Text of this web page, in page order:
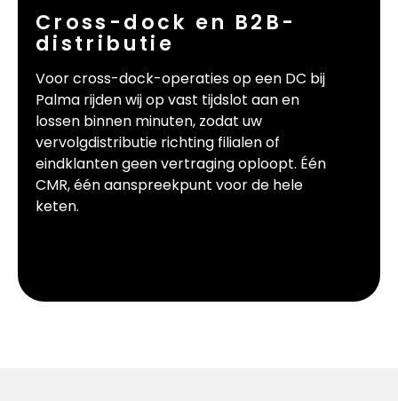
Cross-dock en B2B-
distributie
Voor cross-dock-operaties op een DC bij
Palma rijden wij op vast tijdslot aan en
lossen binnen minuten, zodat uw
vervolgdistributie richting filialen of
eindklanten geen vertraging oploopt. Één
CMR, één aanspreekpunt voor de hele
keten.